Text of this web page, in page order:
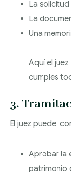
La
La
Una
Aquí el
cumples
3.
El juez puede,
Aprobar la
patrimonio